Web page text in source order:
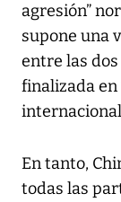
agresión”
supone una
entre las
finalizada en
En tanto,
todas las